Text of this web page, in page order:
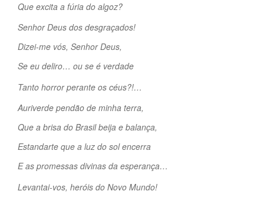
Que excita a fúria do algoz?
Senhor Deus dos desgraçados!
Dizei-me vós, Senhor Deus,
Se eu deliro… ou se é verdade
Tanto horror perante os céus?!…
Auriverde pendão de minha terra,
Que a brisa do Brasil beija e balança,
Estandarte que a luz do sol encerra
E as promessas divinas da esperança…
Levantai-vos, heróis do Novo Mundo!